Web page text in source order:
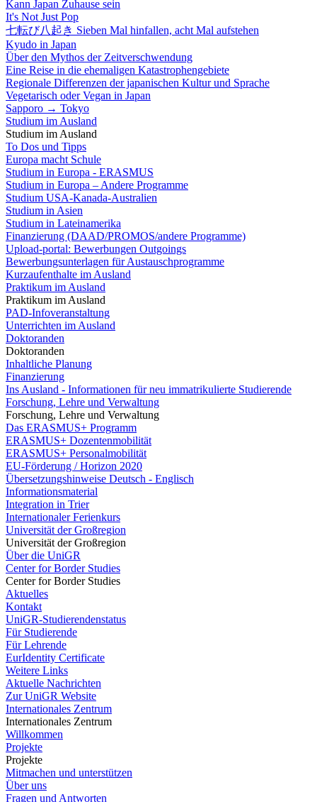
Kann Japan Zuhause sein
It's Not Just Pop
七転び八起き Sieben Mal hinfallen, acht Mal aufstehen
Kyudo in Japan
Über den Mythos der Zeitverschwendung
Eine Reise in die ehemaligen Katastrophengebiete
Regionale Differenzen der japanischen Kultur und Sprache
Vegetarisch oder Vegan in Japan
Sapporo → Tokyo
Studium im Ausland
Studium im Ausland
To Dos und Tipps
Europa macht Schule
Studium in Europa - ERASMUS
Studium in Europa – Andere Programme
Studium USA-Kanada-Australien
Studium in Asien
Studium in Lateinamerika
Finanzierung (DAAD/PROMOS/andere Programme)
Upload-portal: Bewerbungen Outgoings
Bewerbungsunterlagen für Austauschprogramme
Kurzaufenthalte im Ausland
Praktikum im Ausland
Praktikum im Ausland
PAD-Infoveranstaltung
Unterrichten im Ausland
Doktoranden
Doktoranden
Inhaltliche Planung
Finanzierung
Ins Ausland - Informationen für neu immatrikulierte Studierende
Forschung, Lehre und Verwaltung
Forschung, Lehre und Verwaltung
Das ERASMUS+ Programm
ERASMUS+ Dozentenmobilität
ERASMUS+ Personalmobilität
EU-Förderung / Horizon 2020
Übersetzungshinweise Deutsch - Englisch
Informationsmaterial
Integration in Trier
Internationaler Ferienkurs
Universität der Großregion
Universität der Großregion
Über die UniGR
Center for Border Studies
Center for Border Studies
Aktuelles
Kontakt
UniGR-Studierendenstatus
Für Studierende
Für Lehrende
EurIdentity Certificate
Weitere Links
Aktuelle Nachrichten
Zur UniGR Website
Internationales Zentrum
Internationales Zentrum
Willkommen
Projekte
Projekte
Mitmachen und unterstützen
Über uns
Fragen und Antworten